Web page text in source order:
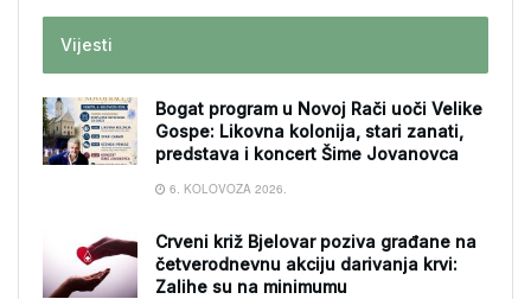
Vijesti
Bogat program u Novoj Rači uoči Velike
Gospe: Likovna kolonija, stari zanati,
predstava i koncert Šime Jovanovca
6. KOLOVOZA 2026.
Crveni križ Bjelovar poziva građane na
četverodnevnu akciju darivanja krvi:
Zalihe su na minimumu